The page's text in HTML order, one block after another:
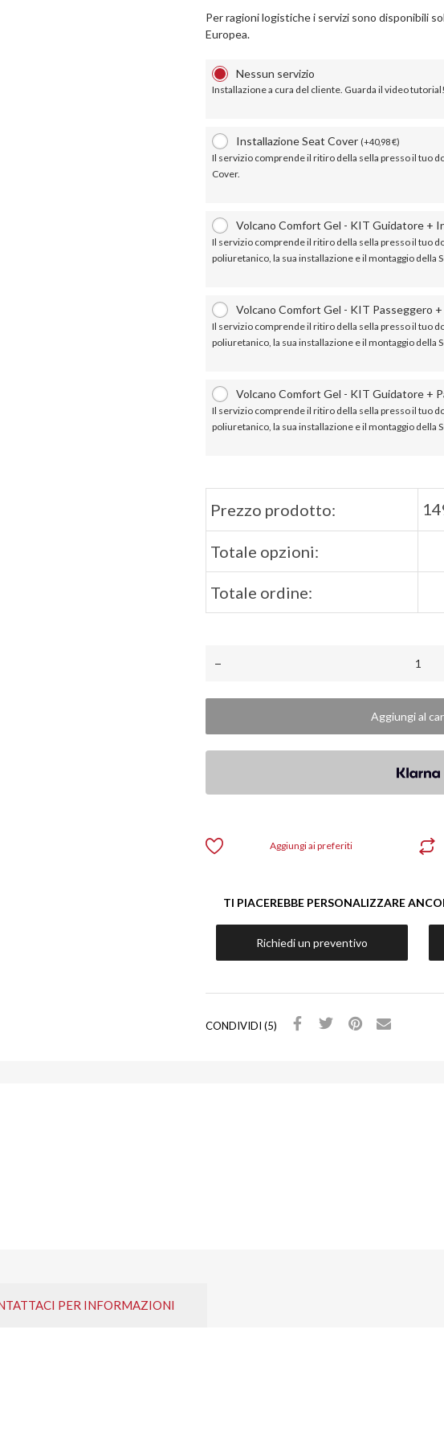
Per ragioni logistiche i servizi sono disponibili
Europea.
Nessun servizio
Installazione a cura del cliente. Guarda il video tutorial!
Installazione Seat Cover (+40,98€)
Il servizio comprende il ritiro della sella presso il tuo
Cover.
Volcano Comfort Gel - KIT Guidatore +
Il servizio comprende il ritiro della sella presso il tuo
poliuretanico, la sua installazione e il montaggio della
Volcano Comfort Gel - KIT Passeggero
Il servizio comprende il ritiro della sella presso il tuo
poliuretanico, la sua installazione e il montaggio della
Volcano Comfort Gel - KIT Guidatore +
Il servizio comprende il ritiro della sella presso il tuo
poliuretanico, la sua installazione e il montaggio della
Prezzo prodotto:
Totale opzioni:
Totale ordine:
Aggiungi al
Aggiungi ai preferiti
TI PIACEREBBE PERSONALIZZARE
Richiedi un preventivo
CONDIVIDI (5)
PER INFORMAZIONI